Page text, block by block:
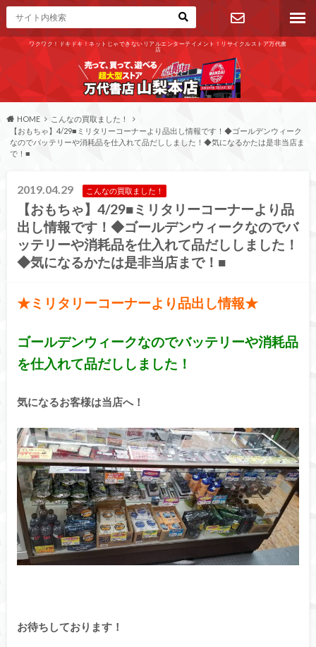
ワクワク！ドキドキ！ネットじゃできないリアルエンターテイメント！リサイクルストア万代書
店
お問い合わ
せ
HOME
こんなの買取ました！
【おもちゃ】4/29■ミリタリーコーナーより品出し情報です！◆ゴールデンウィーク
なのでバッテリーや消耗品を仕入れて品だししました！◆気になるかたは是非当店ま
で！■
2019.04.29 こんなの買取ました！
【おもちゃ】4/29■ミリタリーコーナーより品
出し情報です！◆ゴールデンウィークなのでバ
ッテリーや消耗品を仕入れて品だししました！
◆気になるかたは是非当店まで！■
★ミリタリーコーナーより品出し情報★
ゴールデンウィークなのでバッテリーや消耗品
を仕入れて品だししました！
気になるお客様は当店へ！
お待ちしております！